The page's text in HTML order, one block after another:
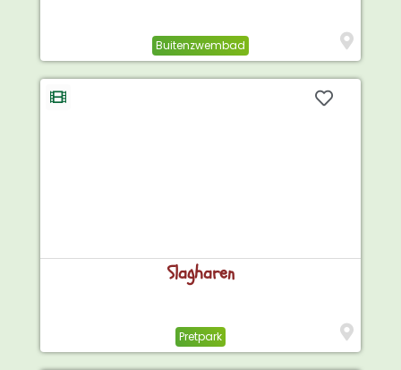
Buitenzwembad
Slagharen
Pretpark